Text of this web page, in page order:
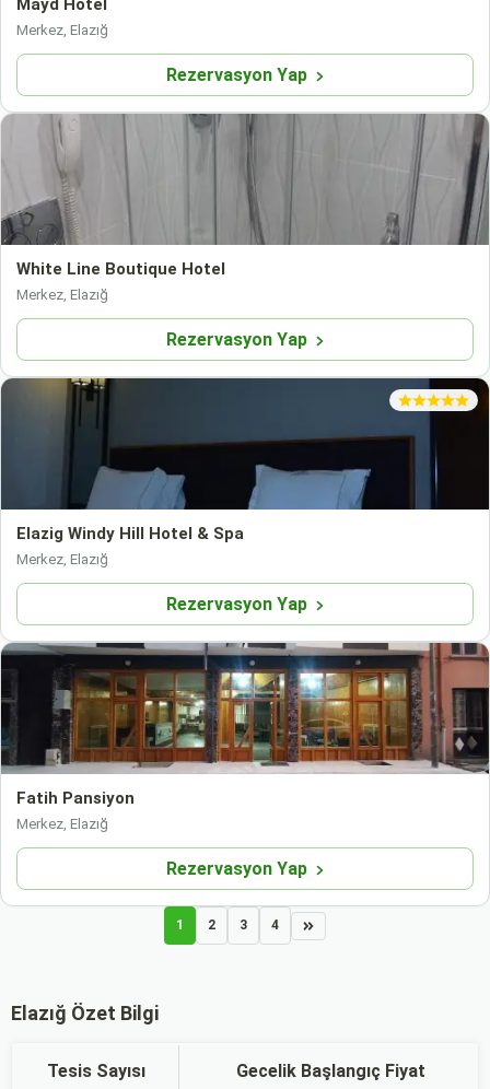
Mayd Hotel
Merkez, Elazığ
Rezervasyon Yap
White Line Boutique Hotel
Merkez, Elazığ
Rezervasyon Yap
Elazig Windy Hill Hotel & Spa
Merkez, Elazığ
Rezervasyon Yap
Fatih Pansiyon
Merkez, Elazığ
Rezervasyon Yap
1 2 3 4
Elazığ Özet Bilgi
Tesis Sayısı Gecelik Başlangıç Fiyat